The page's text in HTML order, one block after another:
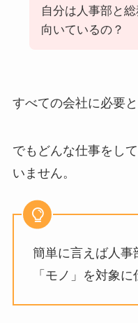
自分は人事部と
向いているの？
すべての会社に必要
でもどんな仕事をし
いません。
簡単に言えば人
「モノ」を対象に